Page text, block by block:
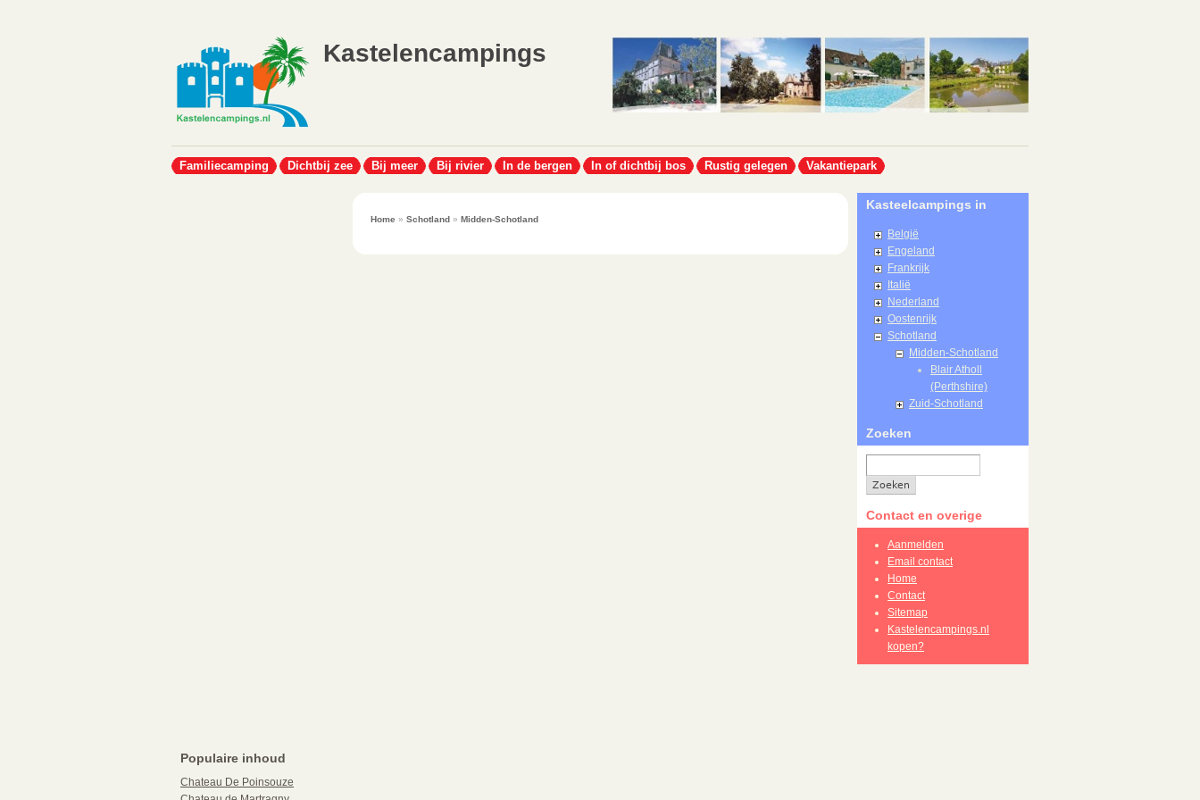
Kastelencampings
Familiecamping Dichtbij zee Bij meer Bij rivier In de bergen In of dichtbij bos Rustig gelegen Vakantiepark
Populaire inhoud
Chateau De Poinsouze
Home » Schotland» Midden-Schotland
Kasteelcampings in
België
Engeland
Frankrijk
Italië
Nederland
Oostenrijk
Schotland
Midden-Schotland
Blair Atholl
(Perthshire)
Zuid-Schotland
Zoeken
Contact en overige
Aanmelden
Email contact
Home
Contact
Sitemap
Kastelencampings.nl
kopen?